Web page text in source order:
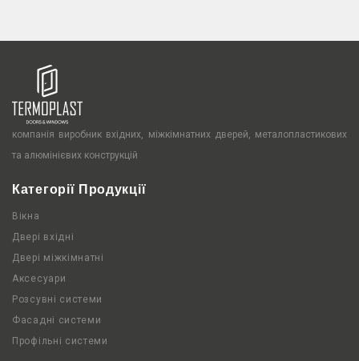
компанія виробник вхідних, міжкімнатних дверей, металопластикових
та алюмінієвих конструкцій
Категорії Продукції
Вікна
Двері вхідні
Двері міжкімнатні
Аксесуари
Розсувні системи
Фасадні системи
Профільні системи